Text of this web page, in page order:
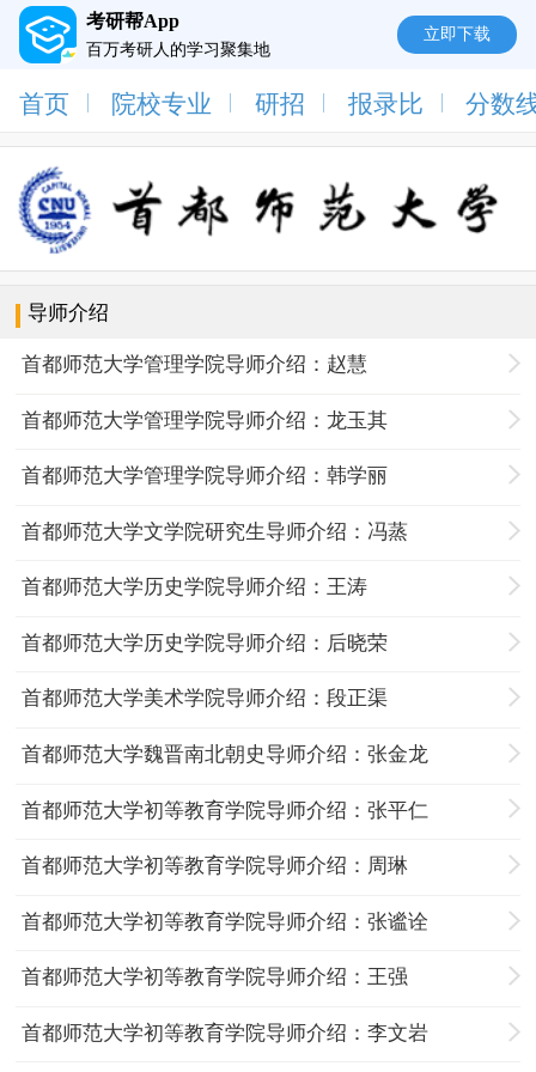
考研帮App
百万考研人的学习聚集地
立即下载
首页 院校专业 研招 报录比 分数
导师介绍
首都师范大学管理学院导师介绍：赵慧
首都师范大学管理学院导师介绍：龙玉其
首都师范大学管理学院导师介绍：韩学丽
首都师范大学文学院研究生导师介绍：冯蒸
首都师范大学历史学院导师介绍：王涛
首都师范大学历史学院导师介绍：后晓荣
首都师范大学美术学院导师介绍：段正渠
首都师范大学魏晋南北朝史导师介绍：张金龙
首都师范大学初等教育学院导师介绍：张平仁
首都师范大学初等教育学院导师介绍：周琳
首都师范大学初等教育学院导师介绍：张谧诠
首都师范大学初等教育学院导师介绍：王强
首都师范大学初等教育学院导师介绍：李文岩